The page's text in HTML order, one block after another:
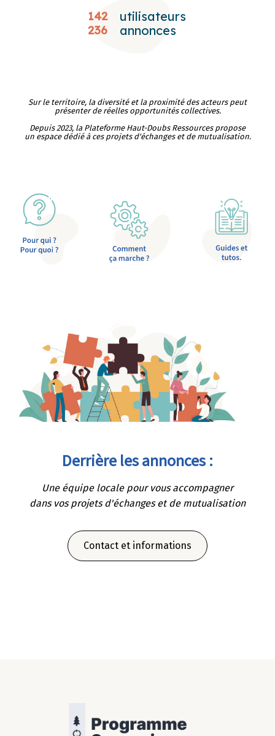
142 utilisateurs
236 annonces
Sur le territoire, la diversité et la proximité des acteurs peut
présenter de réelles opportunités collectives.
Depuis 2023, la Plateforme Haut-Doubs Ressources propose
un espace dédié à ces projets d'échanges et de mutualisation.
Derrière les annonces :
Une équipe locale pour vous accompagner
dans vos projets d'échanges et de mutualisation
Contact et informations